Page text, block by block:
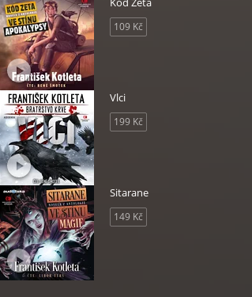
109 Kč
Vlci
199 Kč
Sitarane
149 Kč